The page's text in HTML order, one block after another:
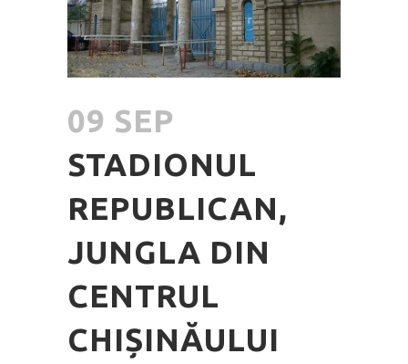
09 SEP
STADIONUL
REPUBLICAN,
JUNGLA DIN
CENTRUL
CHIȘINĂULUI